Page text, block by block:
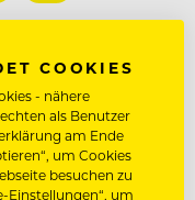
COOKIES
- nähere
als Benutzer
am Ende
um Cookies
besuchen zu
Einstellungen“, um